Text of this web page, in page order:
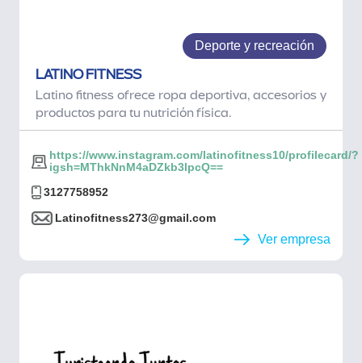
Deporte y recreación
LATINO FITNESS
Latino fitness ofrece ropa deportiva, accesorios y
productos para tu nutrición física.
https://www.instagram.com/latinofitness10/profilecard/?
igsh=MThkNnM4aDZkb3lpcQ==
3127758952
Latinofitness273@gmail.com
Ver empresa